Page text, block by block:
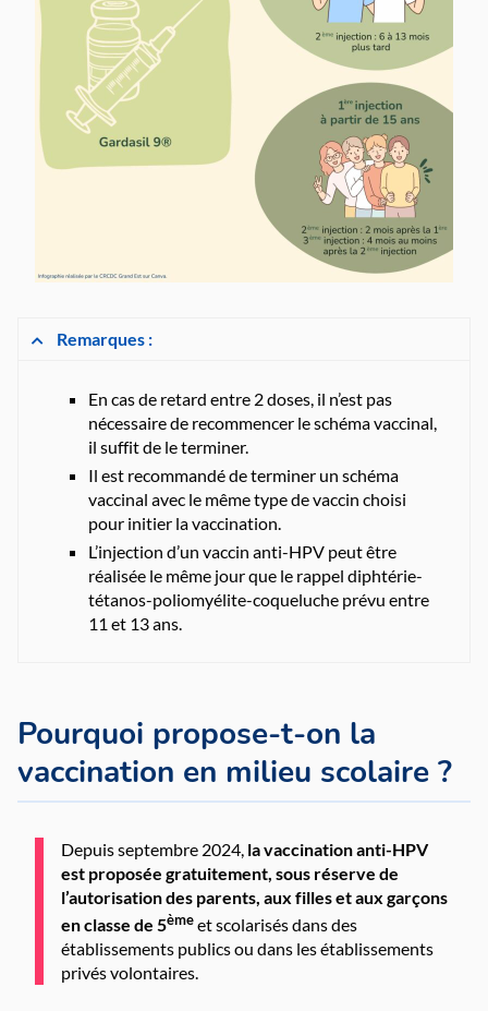
Remarques :
En cas de retard entre 2 doses, il n’est pas
nécessaire de recommencer le schéma vaccinal,
il suffit de le terminer.
Il est recommandé de terminer un schéma
vaccinal avec le même type de vaccin choisi
pour initier la vaccination.
L’injection d’un vaccin anti-HPV peut être
réalisée le même jour que le rappel diphtérie-
tétanos-poliomyélite-coqueluche prévu entre
11 et 13 ans.
Pourquoi propose-t-on la
vaccination en milieu scolaire ?
Depuis septembre 2024, la vaccination anti-HPV
est proposée gratuitement, sous réserve de
l’autorisation des parents, aux filles et aux garçons
en classe de 5èmeet scolarisés dans des
établissements publics ou dans les établissements
privés volontaires.